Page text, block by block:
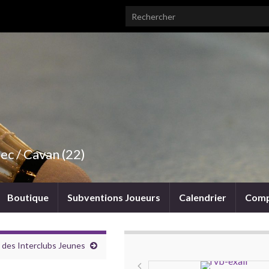
Search for:
/ Cavan (22)
Boutique Subventions Joueurs Calendrier
des Interclubs Jeunes